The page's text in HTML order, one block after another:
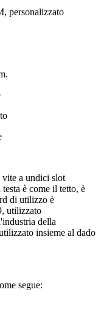
personalizzato
vite a undici slot
è come il tetto, è
di utilizzo è
utilizzato
della
insieme al dado
segue: